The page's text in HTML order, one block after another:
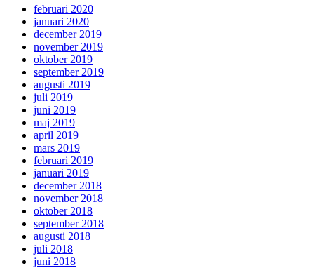
februari 2020
januari 2020
december 2019
november 2019
oktober 2019
september 2019
augusti 2019
juli 2019
juni 2019
maj 2019
april 2019
mars 2019
februari 2019
januari 2019
december 2018
november 2018
oktober 2018
september 2018
augusti 2018
juli 2018
juni 2018